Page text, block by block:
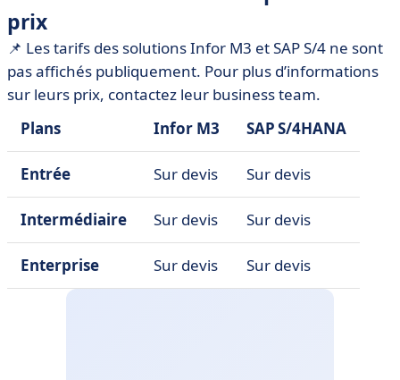
prix
📌 Les tarifs des solutions Infor M3 et SAP S/4 ne sont
pas affichés publiquement. Pour plus d’informations
sur leurs prix, contactez leur business team.
Plans
Infor M3 SAP S/4HANA
Entrée Sur devis Sur devis
Intermédiaire Sur devis Sur devis
Enterprise Sur devis Sur devis